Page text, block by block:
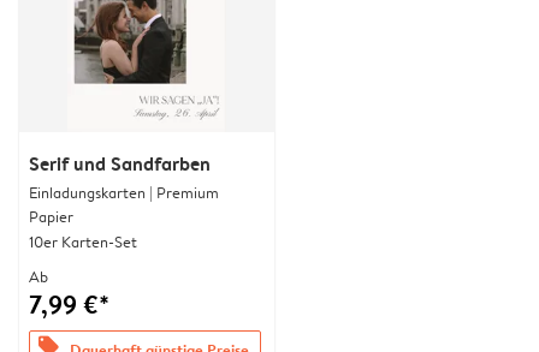
Serif und Sandfarben
Einladungskarten | Premium
Papier
10er Karten-Set
Ab
7,99 €*
offers